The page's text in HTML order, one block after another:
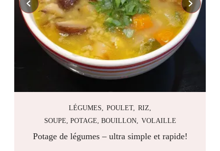
LÉGUMES POULET
RIZ
SOUPE, POTAGE, BOUILLON
VOLAILLE
Potage de légumes – ultra simple et rapide!